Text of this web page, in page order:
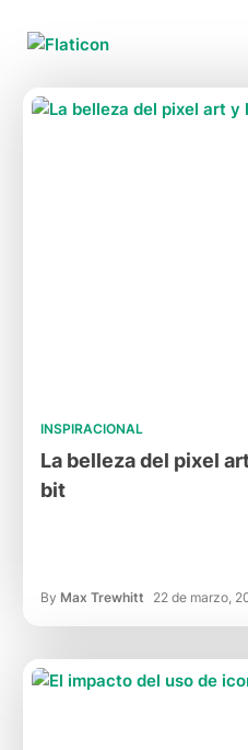
INSPIRACIONAL
La belleza del pixel
bit
By Max Trewhitt 22 de marzo,